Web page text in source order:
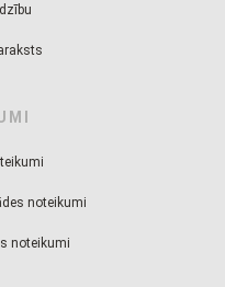
noteikumi
noteikumi